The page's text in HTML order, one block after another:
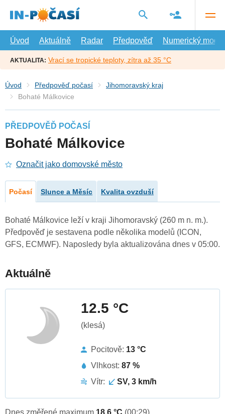
hlavní
Úvod
Aktuálně Radar Předpověď Numerický model
AKTUALITA: Vrací se tropické teploty, zítra až 35 °C
Úvod Předpověď počasí
Jihomoravský kraj
Bohaté Málkovice
PŘEDPOVĚĎ POČASÍ
Bohaté Málkovice
Označit jako domovské město
Počasí Slunce a Měsíc Kvalita ovzduší
Bohaté Málkovice leží v kraji Jihomoravský (260 m n. m.).
Předpověď je sestavena podle několika modelů (ICON,
GFS, ECMWF). Naposledy byla aktualizována dnes v 05:00.
Aktuálně
12.5 °C
(klesá)
Pocitově: 13 °C
Vlhkost: 87 %
Vítr:
SV, 3 km/h